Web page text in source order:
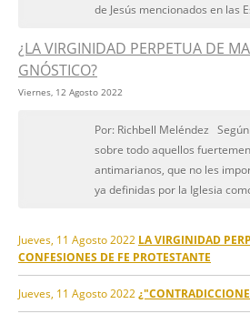
de Jesús mencionados en las
¿LA VIRGINIDAD PERPETUA DE
GNÓSTICO?
Viernes, 12 Agosto 2022
Por: Richbell Meléndez
sobre todo aquellos
antimarianos, que no les
ya definidas por la Iglesia
Jueves, 11 Agosto 2022 LA VIRGINIDAD
CONFESIONES DE FE PROTESTANTE
Jueves, 11 Agosto 2022